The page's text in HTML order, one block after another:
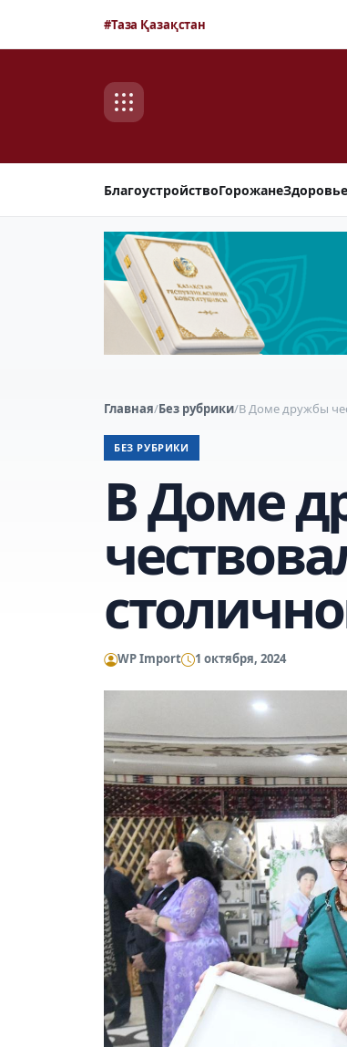
#Таза Қазақстан
БлагоустройствоГорожанеЗдоровье
Главная/Без рубрики/В Доме дружбы
БЕЗ РУБРИКИ
В Доме
WP Import 1 октября, 2024